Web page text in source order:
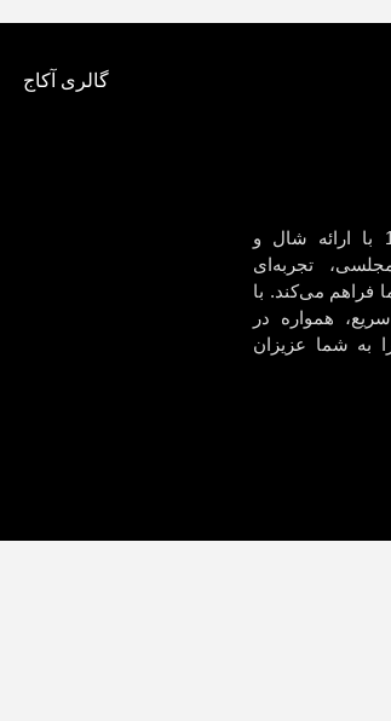
گالری آکاج
گالری آکاج از سال 1399 با ارائه شال و
تجربه‌ای
فراهم می‌کند. با
ارسال سریع، همواره در
به شما عزیزان